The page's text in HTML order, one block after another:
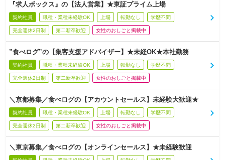
『求人ボックス』の【法人営業】★東証プライム上場
契約社員 職種・業種未経験OK 上場 転勤なし 学歴不問
完全週休2日制 第二新卒歓迎 女性のおしごと掲載中
”食べログ”の【集客支援アドバイザー】★未経OK★本社勤務
契約社員 職種・業種未経験OK 上場 転勤なし 学歴不問
完全週休2日制 第二新卒歓迎 女性のおしごと掲載中
＼京都募集／食べログの【アカウントセールス】未経験大歓迎★
契約社員 職種・業種未経験OK 上場 転勤なし 学歴不問
完全週休2日制 第二新卒歓迎 女性のおしごと掲載中
＼東京募集／食べログの【オンラインセールス】★未経験歓迎